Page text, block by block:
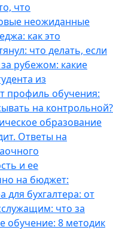
что
неожиданные
как это
что делать, если
рубежом: какие
из
профиль обучения:
на контрольной?
образование
Ответы на
и ее
на бюджет:
для бухгалтера: от
что за
обучение: 8 методик